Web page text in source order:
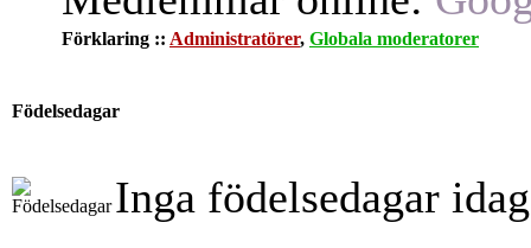
Förklaring :: Administratörer, Globala moderatorer
Födelsedagar
Inga födelsedagar